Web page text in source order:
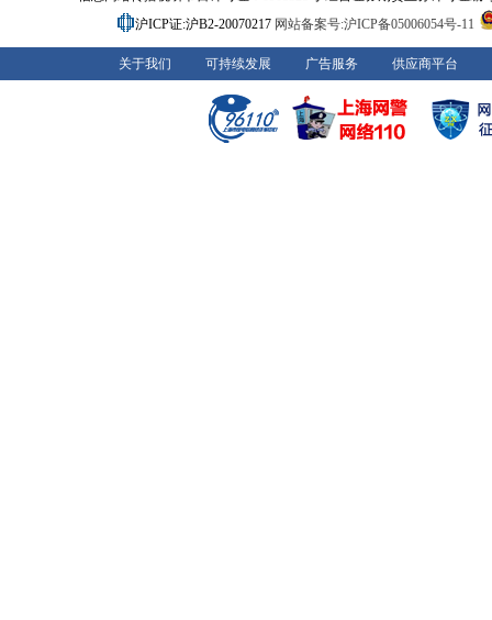
沪ICP证:沪B2-20070217 网站备案号:沪ICP备05006054号-11
关于我们 可持续发展 广告服务 供应商平台